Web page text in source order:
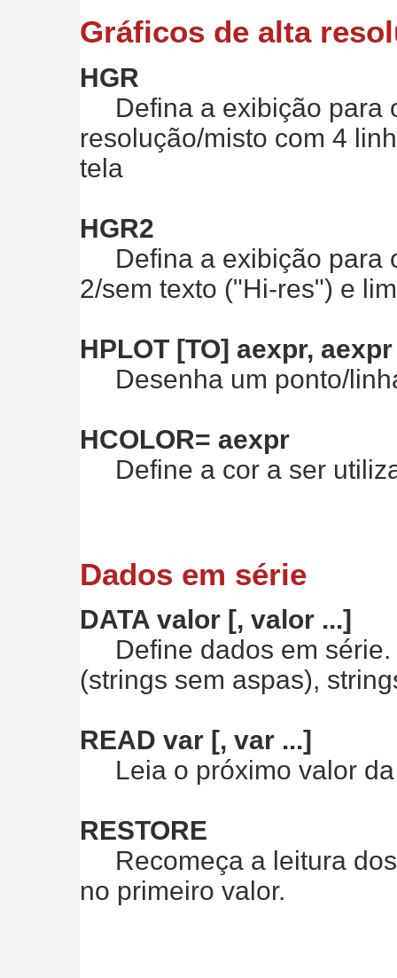
Gráficos de alta
HGR
Defina a exibição para
resolução/misto com 4
tela
HGR2
Defina a exibição para
2/sem texto ("Hi-res") e
HPLOT [TO] aexpr,
Desenha um ponto/
HCOLOR= aexpr
Define a cor a ser
Dados em série
DATA valor [, valor ...]
Define dados em série.
(strings sem aspas),
READ var [, var ...]
Leia o próximo valor da
RESTORE
Recomeça a leitura dos
no primeiro valor.